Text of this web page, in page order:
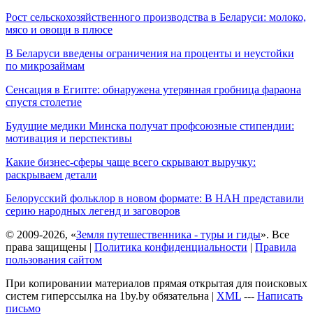
Рост сельскохозяйственного производства в Беларуси: молоко,
мясо и овощи в плюсе
В Беларуси введены ограничения на проценты и неустойки
по микрозаймам
Сенсация в Египте: обнаружена утерянная гробница фараона
спустя столетие
Будущие медики Минска получат профсоюзные стипендии:
мотивация и перспективы
Какие бизнес-сферы чаще всего скрывают выручку:
раскрываем детали
Белорусский фольклор в новом формате: В НАН представили
серию народных легенд и заговоров
© 2009-2026, «Земля путешественника - туры и гиды». Все
права защищены | Политика конфиденциальности | Правила
пользования сайтом
При копировании материалов прямая открытая для поисковых
систем гиперссылка на 1by.by обязательна | XML --- Написать
письмо